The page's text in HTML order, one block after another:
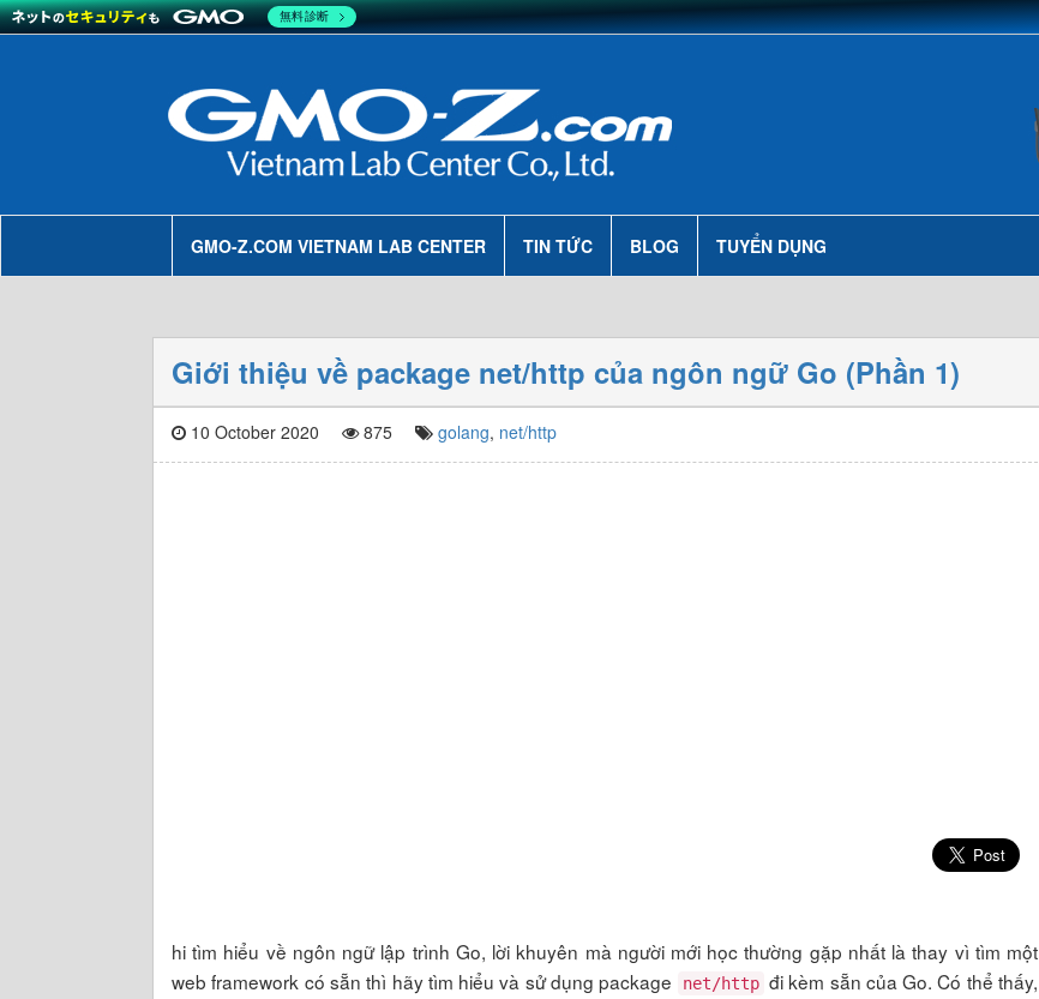
GMO-Z.COM VIETNAM LAB CENTER TIN TỨC BLOG TUYỂN DỤNG
Giới thiệu về package net/http của ngôn ngữ Go (Phần 1)
10 October 2020 875 golang, net/http
hi tìm hiểu về ngôn ngữ lập trình Go, lời khuyên mà người mới học thường gặp nhất là thay vì tìm một
web framework có sẵn thì hãy tìm hiểu và sử dụng package
net/http đi kèm sẵn của Go. Có thể thấy,
無料診断